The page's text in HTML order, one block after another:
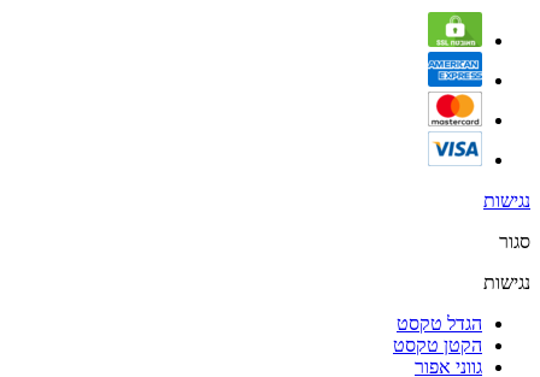
נגישות
סגור
נגישות
הגדל טקסט
הקטן טקסט
גווני אפור